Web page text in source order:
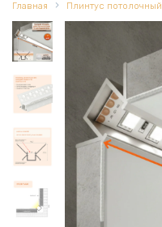
Главная Плинтус потолочный